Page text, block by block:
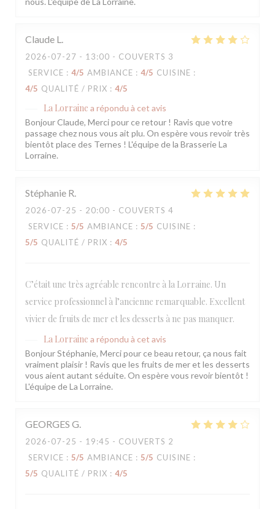
Claude L
2026-07-27 - 13:00 - COUVERTS 3
SERVICE : 4/5 AMBIANCE : 4/5 CUISINE :
4/5 QUALITÉ / PRIX : 4/5
La Lorraine a répondu à cet avis
Bonjour Claude, Merci pour ce retour ! Ravis que votre
passage chez nous vous ait plu. On espère vous revoir très
bientôt place des Ternes ! L'équipe de la Brasserie La
Lorraine.
Stéphanie R
2026-07-25 - 20:00 - COUVERTS 4
SERVICE : 5/5 AMBIANCE : 5/5 CUISINE :
5/5 QUALITÉ / PRIX : 4/5
C’était une très agréable rencontre à la Lorraine. Un
service professionnel à l’ancienne remarquable. Excellent
vivier de fruits de mer et les desserts à ne pas manquer.
La Lorraine a répondu à cet avis
Bonjour Stéphanie, Merci pour ce beau retour, ça nous fait
vraiment plaisir ! Ravis que les fruits de mer et les desserts
vous aient autant séduite. On espère vous revoir bientôt !
L'équipe de La Lorraine.
GEORGES G
2026-07-25 - 19:45 - COUVERTS 2
SERVICE : 5/5 AMBIANCE : 5/5 CUISINE :
5/5 QUALITÉ / PRIX : 4/5